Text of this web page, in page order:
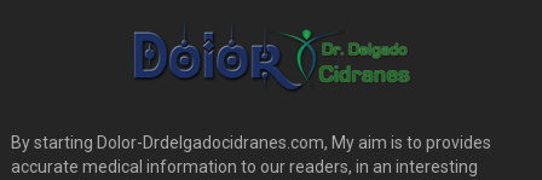
By starting Dolor-Drdelgadocidranes.com, My aim is to provides
accurate medical information to our readers, in an interesting